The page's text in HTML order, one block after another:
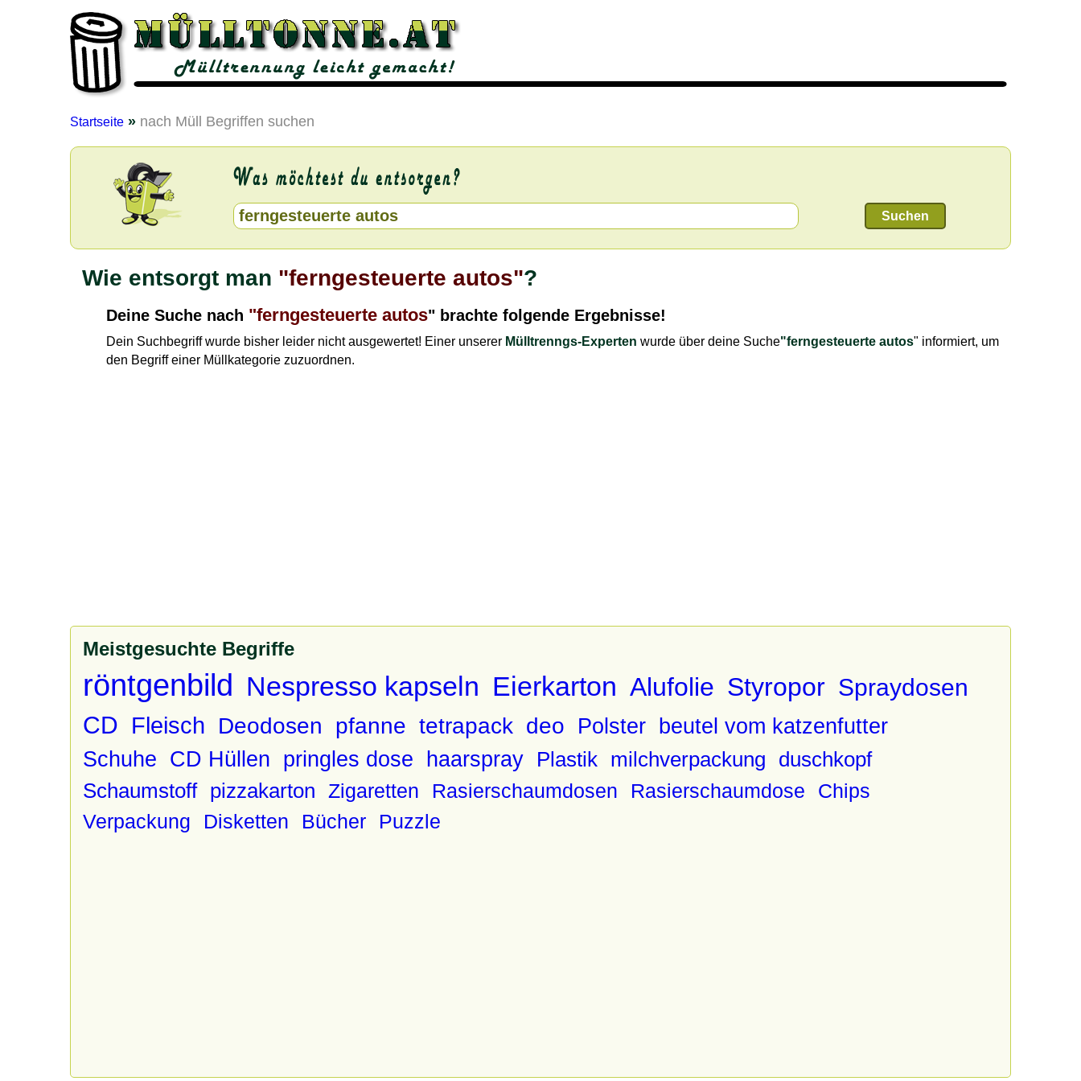
Startseite » nach Müll Begriffen suchen
Suchen
Wie entsorgt man "ferngesteuerte autos"?
Deine Suche nach "ferngesteuerte autos" brachte folgende Ergebnisse!
Dein Suchbegriff wurde bisher leider nicht ausgewertet! Einer unserer Mülltrenngs-Experten wurde über deine Suche"ferngesteuerte autos" informiert, um
den Begriff einer Müllkategorie zuzuordnen.
Meistgesuchte Begriffe
röntgenbild Nespresso kapseln Eierkarton Alufolie Styropor Spraydosen
CD Fleisch Deodosen pfanne tetrapack deo Polster beutel vom katzenfutter
Schuhe CD Hüllen pringles dose haarspray Plastik milchverpackung duschkopf
Schaumstoff
pizzakarton Zigaretten Rasierschaumdosen Rasierschaumdose
Chips
Verpackung
Disketten Bücher Puzzle